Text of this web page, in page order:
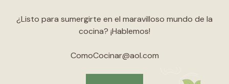
¿Listo para sumergirte en el maravilloso mundo de la
cocina? ¡Hablemos!
ComoCocinar@aol.com